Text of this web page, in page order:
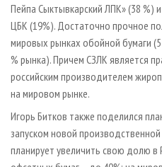
Пейпа Сыктывкарский ЛПК» (38 %)
ЦБК (19%). Достаточно прочное
мировых рынках обойной бумаги
% рынка). Причем СЗЛК является
российским производителем
на мировом рынке.
Игорь Битков также поделился
запуском новой
планирует увеличить свою долю в